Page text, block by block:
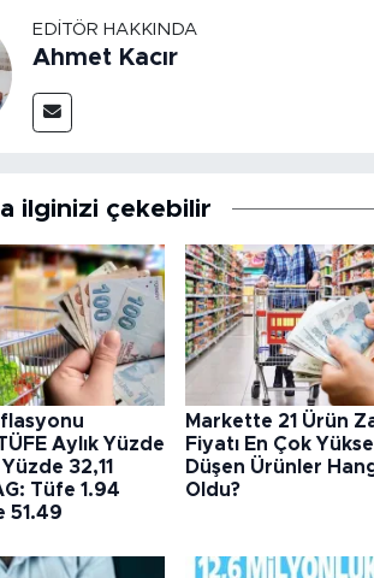
EDITÖR HAKKINDA
Ahmet Kacır
ilginizi çekebilir
Aylık Yüzde
32,11
Tüfe 1.94
51.49
Markette 21 Ürün
Fiyatı En Çok
Düşen Ürünler
Oldu?